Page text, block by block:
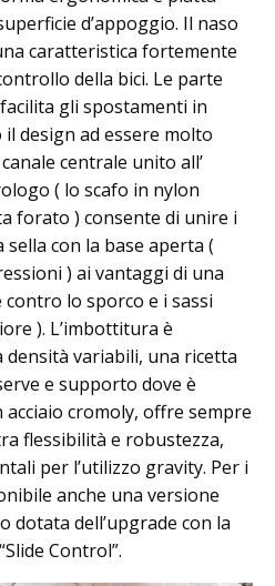
d’appoggio. Il naso
caratteristica fortemente
della bici. Le parte
gli spostamenti in
design ad essere molto
centrale unito all’
( lo scafo in nylon
forato ) consente di unire i
con la base aperta (
) ai vantaggi di una
lo sporco e i sassi
). L’imbottitura è
densità variabili, una ricetta
e supporto dove è
acciaio cromoly, offre sempre
flessibilità e robustezza,
per l’utilizzo gravity. Per i
anche una versione
dotata dell’upgrade con la
Control”.